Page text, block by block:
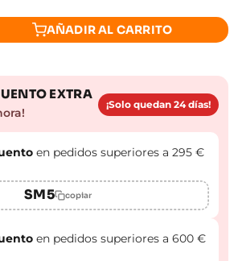
AÑADIR AL CARRITO
EXTRA
¡Solo quedan 24 días!
en pedidos superiores a 295 €
SM5 copiar
en pedidos superiores a 600 €